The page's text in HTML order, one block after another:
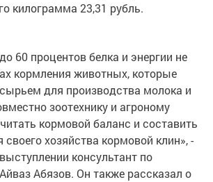
килограмма 23,31 рубль.
60 процентов белка и энергии не
кормления животных, которые
для производства молока и
зоотехнику и агроному
кормовой баланс и составить
хозяйства кормовой клин», -
консультант по
Абязов. Он также рассказал о